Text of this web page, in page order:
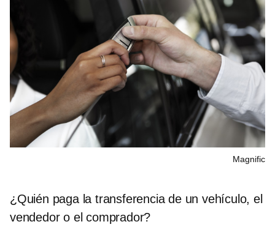
Magnific
¿Quién paga la transferencia de un vehículo, el
vendedor o el comprador?